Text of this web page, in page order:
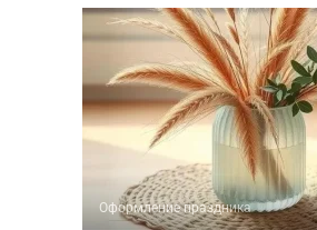
Оформление праздника